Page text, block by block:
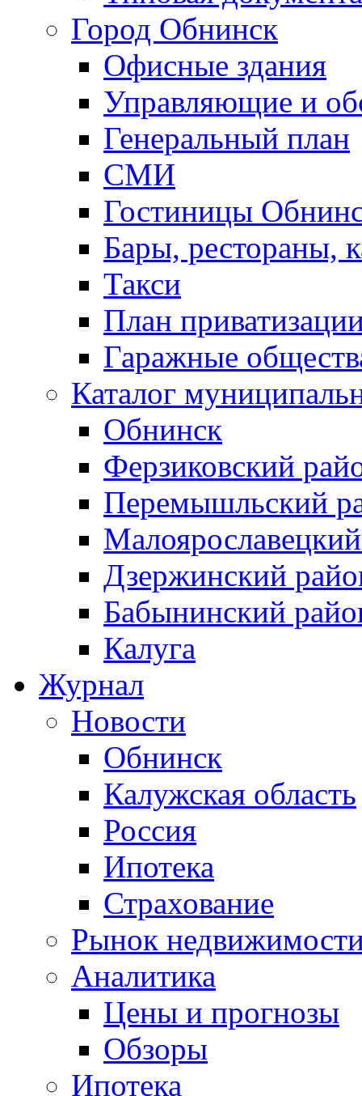
Город Обнинск
Офисные здания
Управляющие и
Генеральный план
СМИ
Гостиницы
Бары, рестораны,
Такси
План
Гаражные
Каталог
Обнинск
Ферзиковский
Перемышльский
Дзержинский
Бабынинский
Калуга
Журнал
Новости
Обнинск
Калужская область
Россия
Ипотека
Страхование
Рынок
Аналитика
Цены и прогнозы
Обзоры
Ипотека